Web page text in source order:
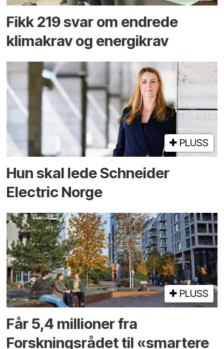
Fikk 219 svar om endrede
klimakrav og energikrav
PLUSS
Hun skal lede Schneider
Electric Norge
PLUSS
Får 5,4 millioner fra
Forskningsrådet til «smartere